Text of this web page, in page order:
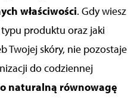
właściwości. Gdy wiesz
produktu oraz jaki
Twojej skóry, nie pozostaje
do codziennej
naturalną równowagę